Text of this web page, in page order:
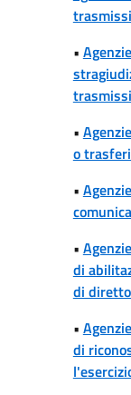
•
•
o
•
•
di
di
•
di